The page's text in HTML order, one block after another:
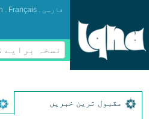
فارسی .
Français
.
نسخہ برایے
مقبول ترین خبریں